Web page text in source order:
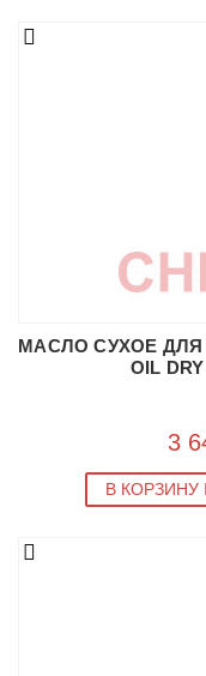
МАСЛО СУХОЕ ДЛЯ
OIL
3
В КОРЗИНУ